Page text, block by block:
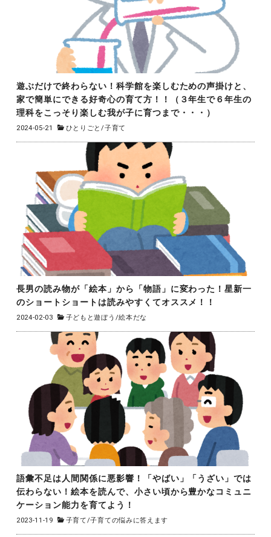
遊ぶだけで終わらない！科学館を楽しむための声掛けと、
家で簡単にできる好奇心の育て方！！（３年生で６年生の
理科をこっそり楽しむ我が子に育つまで・・・）
2024-05-21 ひとりごと/子育て
長男の読み物が「絵本」から「物語」に変わった！星新一
のショートショートは読みやすくてオススメ！！
2024-02-03 子どもと遊ぼう /絵本だな
語彙不足は人間関係に悪影響！「やばい」「うざい」では
伝わらない！絵本を読んで、小さい頃から豊かなコミュニ
ケーション能力を育てよう！
2023-11-19 子育て/子育ての悩みに答えます